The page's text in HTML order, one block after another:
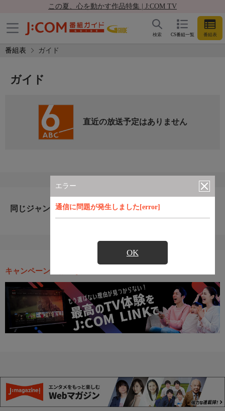
この夏、心を動かす作品特集 | J:COM TV
CS番組一覧 番組表
検索
番組表 ガイド
エラー
通信に問題が発生しました[error]
OK
ガイド
直近の放送予定はありません
同じジャンルのおすすめ番組
キャンペーン・お得な情報